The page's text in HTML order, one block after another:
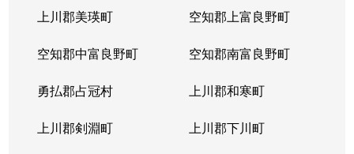
上川郡美瑛町 空知郡上富良野町
空知郡中富良野町 空知郡南富良野町
勇払郡占冠村 上川郡和寒町
上川郡剣淵町 上川郡下川町